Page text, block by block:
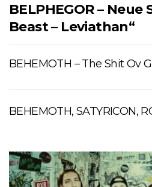
BELPHEGOR – Neue
Beast – Leviathan“
BEHEMOTH – The Shit Ov
BEHEMOTH, SATYRICON,